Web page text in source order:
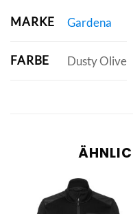
MARKE Gardena
FARBE Dusty Olive